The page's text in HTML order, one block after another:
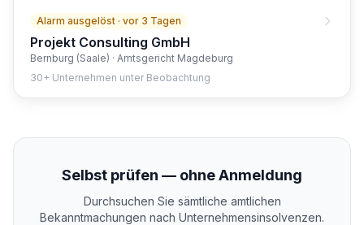
Alarm ausgelöst · vor 3 Tagen
Projekt Consulting GmbH
Bernburg (Saale) · Amtsgericht Magdeburg
30+ Unternehmen unter Beobachtung
Selbst prüfen — ohne Anmeldung
Durchsuchen Sie sämtliche amtlichen
Bekanntmachungen nach Unternehmensinsolvenzen.